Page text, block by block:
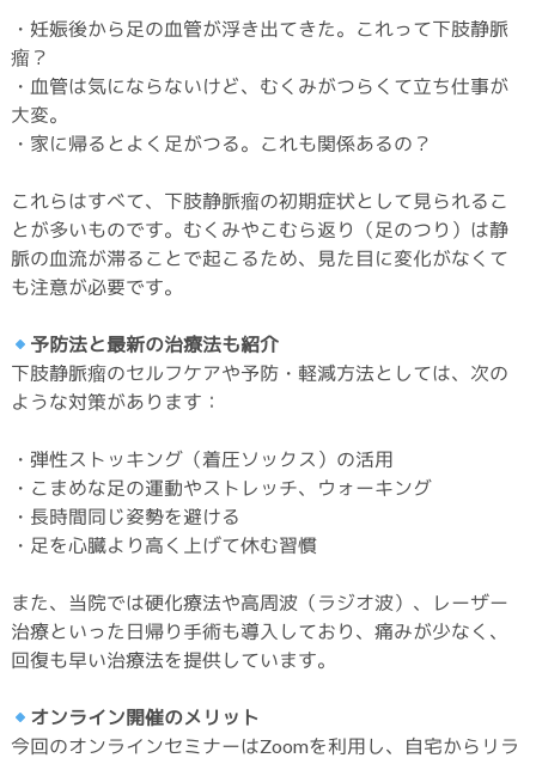
・妊娠後から足の血管が浮き出てきた。これって下肢静脈
瘤？
・血管は気にならないけど、むくみがつらくて立ち仕事が
大変。
・家に帰るとよく足がつる。これも関係あるの？
これらはすべて、下肢静脈瘤の初期症状として見られるこ
とが多いものです。むくみやこむら返り（足のつり）は静
脈の血流が滞ることで起こるため、見た目に変化がなくて
も注意が必要です。
予防法と最新の治療法も紹介
下肢静脈瘤のセルフケアや予防・軽減方法としては、次の
ような対策があります：
・弾性ストッキング（着圧ソックス）の活用
・こまめな足の運動やストレッチ、ウォーキング
・長時間同じ姿勢を避ける
・足を心臓より高く上げて休む習慣
また、当院では硬化療法や高周波（ラジオ波）、レーザー
治療といった日帰り手術も導入しており、痛みが少なく、
回復も早い治療法を提供しています。
オンライン開催のメリット
今回のオンラインセミナーはZoomを利用し、自宅からリラ